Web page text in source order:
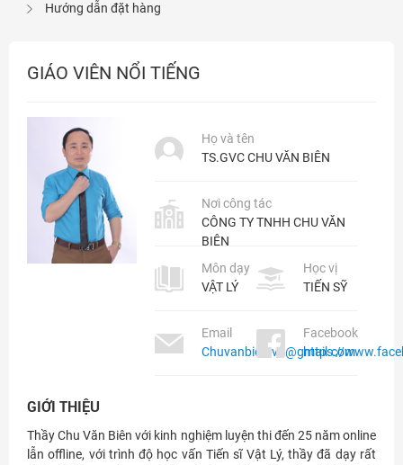
Hướng dẫn đặt hàng
GIÁO VIÊN NỔI TIẾNG
Họ và tên
TS.GVC CHU VĂN BIÊN
Nơi công tác
CÔNG TY TNHH CHU VĂN
BIÊN
Môn dạy
VẬT LÝ
Học vị
TIẾN SỸ
Email
Chuvanbien.vn@gmail.com
Facebook
https://
GIỚI THIỆU
Thầy Chu Văn Biên với kinh nghiệm luyện thi đến 25 năm online
lẫn offline, với trình độ học vấn Tiến sĩ Vật Lý, thầy đã dạy rất